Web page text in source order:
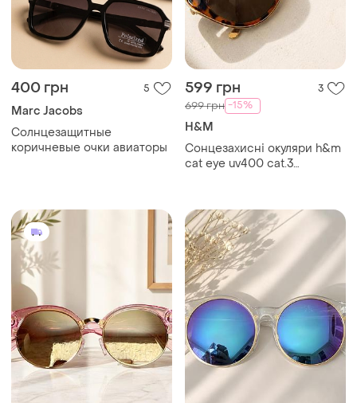
400 грн 5
Marc Jacobs
Солнцезащитные
коричневые очки авиаторы
599 грн 3
699 грн -15%
H&M
Сонцезахисні окуляри h&m
cat eye uv400 cat.3